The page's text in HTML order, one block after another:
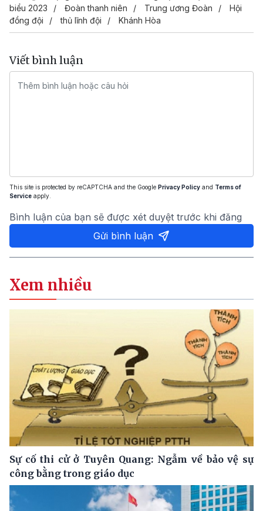
biểu 2023
Đoàn thanh niên Trung ương Đoàn
Hội
đồng đội
thủ lĩnh đội Khánh Hòa
Viết bình luận
This site is protected by reCAPTCHA and the Google Privacy Policy and Terms of
Service apply.
Bình luận của bạn sẽ được xét duyệt trước khi đăng
Gửi bình luận
Xem nhiều
Sự cố thi cử ở Tuyên Quang: Ngẫm về bảo vệ sự
công bằng trong giáo dục